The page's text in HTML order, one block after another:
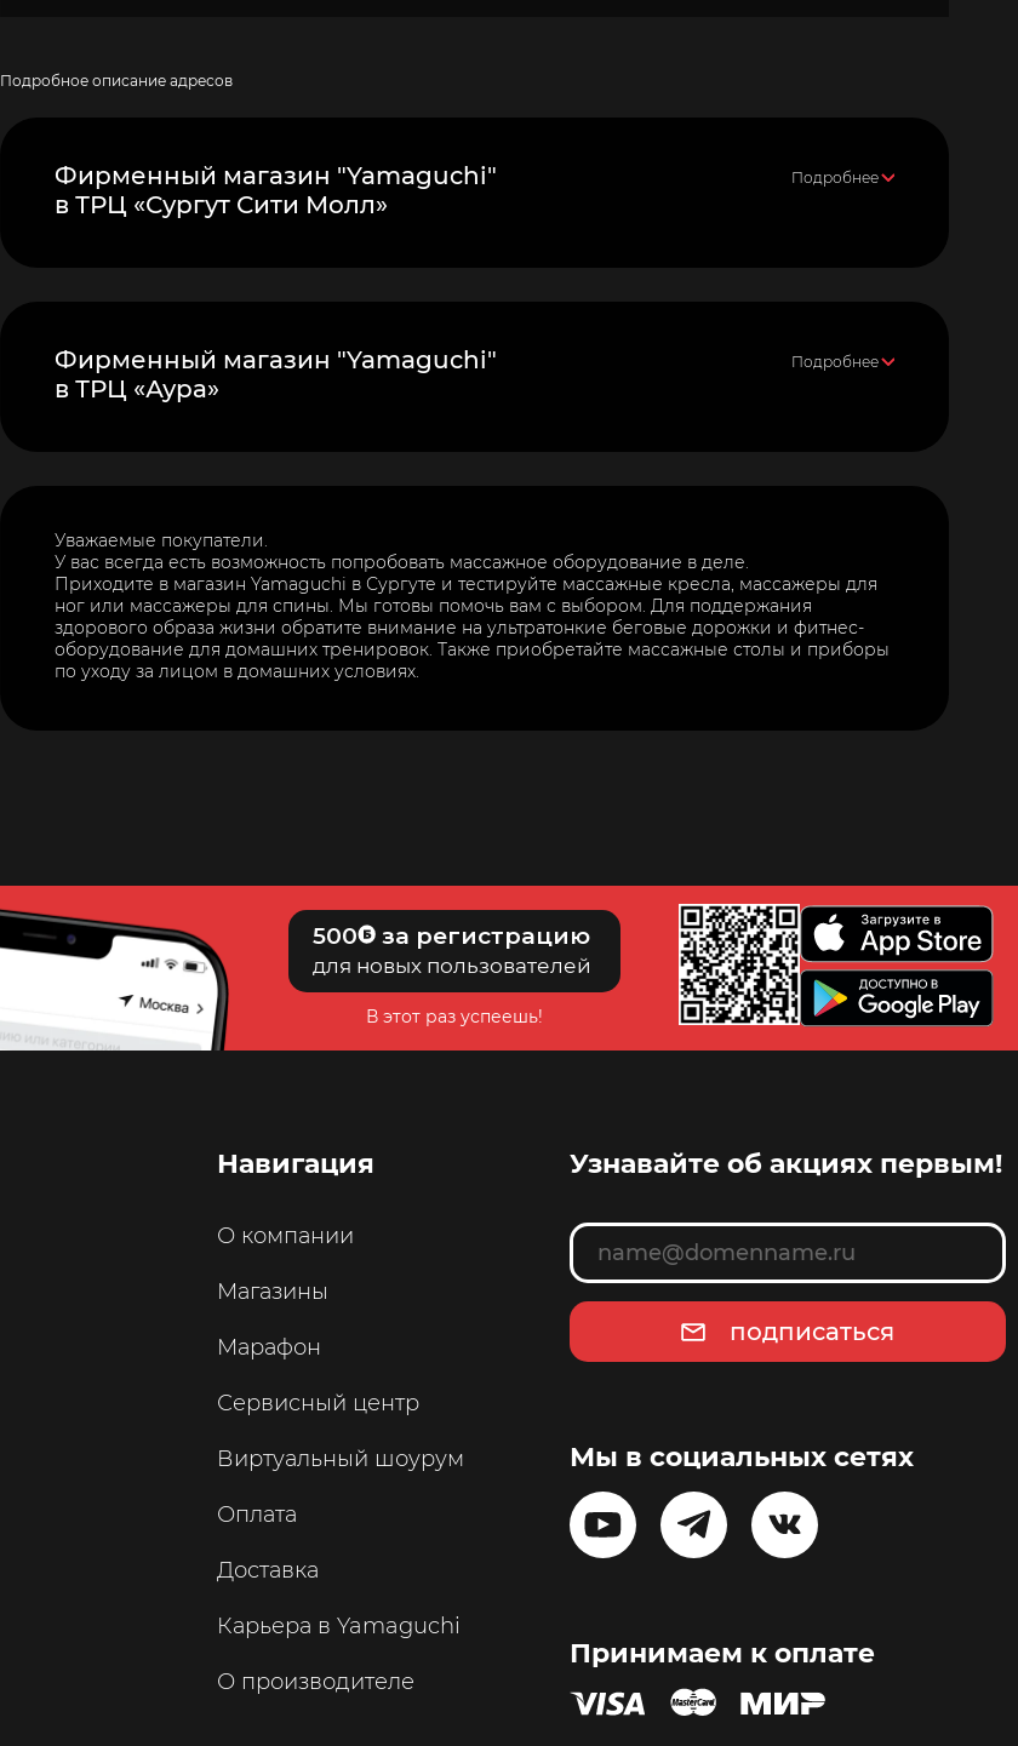
Подробное описание адресов
Фирменный магазин "Yamaguchi"
в ТРЦ «Сургут Сити Молл»
Подробнее
Фирменный магазин "Yamaguchi"
в ТРЦ «Аура»
Подробнее
Уважаемые покупатели.
У вас всегда есть возможность попробовать массажное оборудование в деле.
Приходите в магазин Yamaguchi в Сургуте и тестируйте массажные кресла, массажеры для
ног или массажеры для спины. Мы готовы помочь вам с выбором. Для поддержания
здорового образа жизни обратите внимание на ультратонкие беговые дорожки и фитнес-
оборудование для домашних тренировок. Также приобретайте массажные столы и приборы
по уходу за лицом в домашних условиях.
500 за регистрацию
для новых пользователей
В этот раз успеешь!
Навигация
О компании
Магазины
Марафон
Сервисный центр
Виртуальный шоурум
Оплата
Доставка
Карьера в Yamaguchi
О производителе
Узнавайте об акциях первым!
подписаться
Мы в социальных сетях
Принимаем к оплате